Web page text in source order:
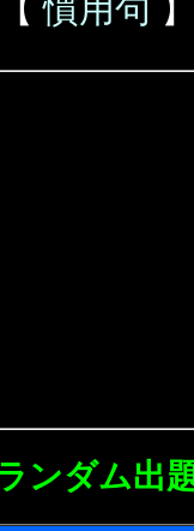
【慣用句 】
ランダム出題